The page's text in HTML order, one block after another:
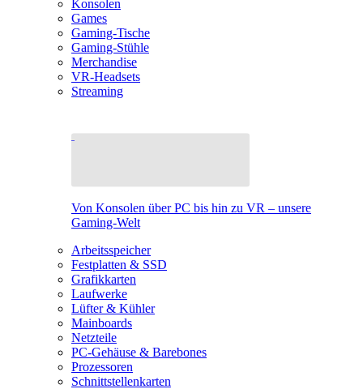
Konsolen
Games
Gaming-Tische
Gaming-Stühle
Merchandise
VR-Headsets
Streaming
Von Konsolen über PC bis hin zu VR – unsere
Gaming-Welt
Arbeitsspeicher
Festplatten & SSD
Grafikkarten
Laufwerke
Lüfter & Kühler
Mainboards
Netzteile
PC-Gehäuse & Barebones
Prozessoren
Schnittstellenkarten